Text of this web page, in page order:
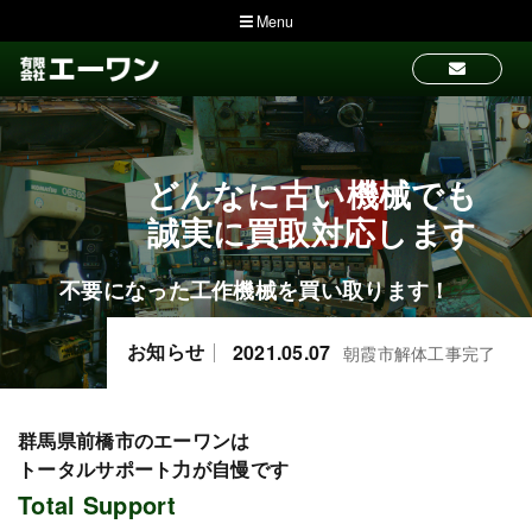
Menu
どんなに古い機械でも
誠実に買取対応します
不要になった工作機械を買い取ります！
解体から機械処分、
土地活用まで自社一貫対応！
一社完結ならではのスムーズな施工で、
安心感と信頼感、満足感の揃ったサービス
あらゆる物件の解体工事
をお引き受けします
工場やビル、マンション、アパート、店舗、家
どの解体工事を、
群馬県前橋市のエーワンがお引き受けいたしま
お知らせ
夏季休業日のお知ら 2021.05.07 朝霞市解体工事完了
群馬県前橋市のエーワンは
トータルサポート力が自慢です
Total Support